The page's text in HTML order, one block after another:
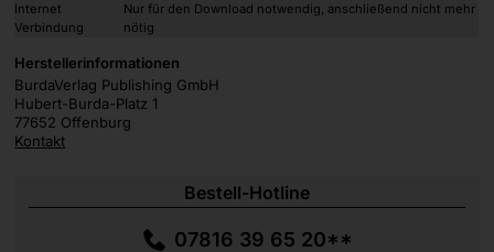
Internet
Verbindung
Nur für den Download notwendig, anschließend nicht mehr
nötig
Herstellerinformationen
BurdaVerlag Publishing GmbH
Hubert-Burda-Platz 1
77652 Offenburg
Kontakt
Bestell-Hotline
07816 39 65 20**